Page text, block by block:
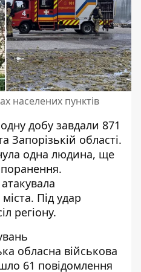
населених пунктів
добу завдали 871
області.
одна людина, ще
. Під удар
регіону.
обласна військова
61 повідомлення